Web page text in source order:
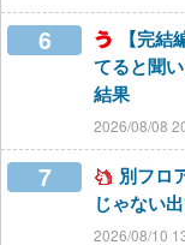
6
【完
てると聞
結果
2026/08/08
7
別フロ
じゃない
2026/08/10